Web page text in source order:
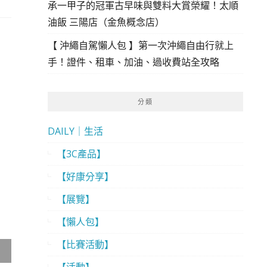
承一甲子的冠軍古早味與雙料大賞榮耀！太順
油飯 三陽店（金魚概念店）
【 沖繩自駕懶人包 】第一次沖繩自由行就上
手！證件、租車、加油、過收費站全攻略
分類
DAILY｜生活
【3C產品】
【好康分享】
【展覽】
【懶人包】
【比賽活動】